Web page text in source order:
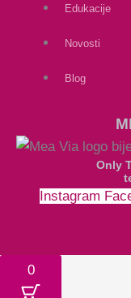
Edukacije
Novosti
Blog
Only
Instagram
0